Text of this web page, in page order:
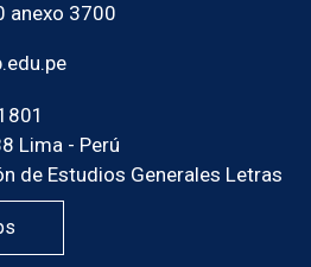
anexo 3700
Lima - Perú
de Estudios Generales Letras